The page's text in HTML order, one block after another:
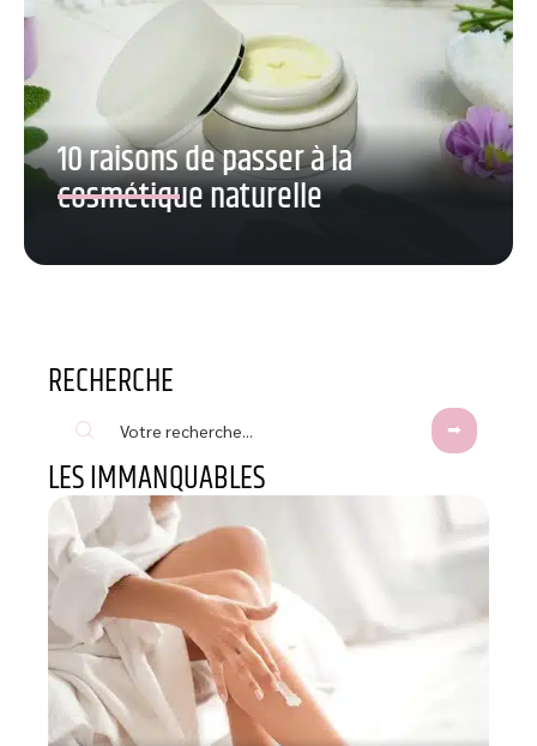
10 raisons de passer à la
cosmétique naturelle
RECHERCHE
LES IMMANQUABLES